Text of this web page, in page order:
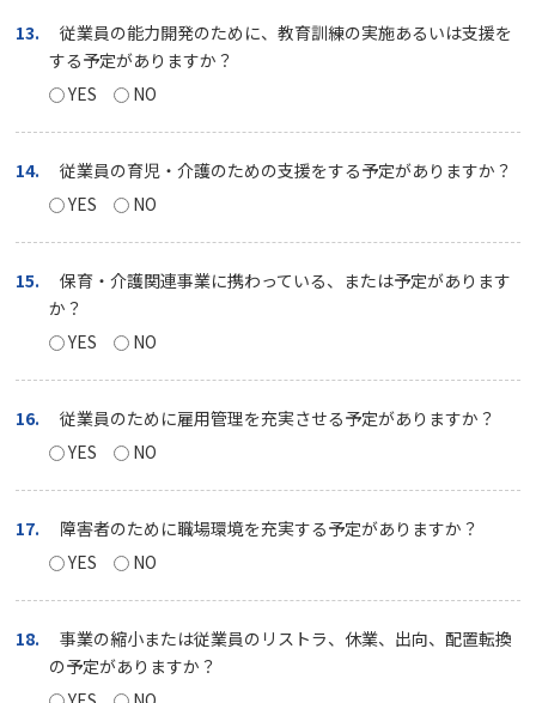
13.
従業員の能力開発のために、教育訓練の実施あるいは支援を
する予定がありますか？
YES
NO
14.
従業員の育児・介護のための支援をする予定がありますか？
YES
NO
15.
保育・介護関連事業に携わっている、または予定があります
か？
YES
NO
16.
従業員のために雇用管理を充実させる予定がありますか？
YES
NO
17.
障害者のために職場環境を充実する予定がありますか？
YES
NO
18.
事業の縮小または従業員のリストラ、休業、出向、配置転換
の予定がありますか？